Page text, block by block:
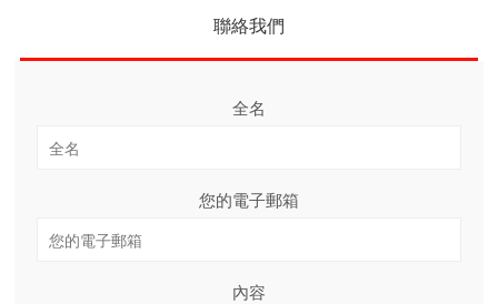
聯絡我們
全名
您的電子郵箱
內容